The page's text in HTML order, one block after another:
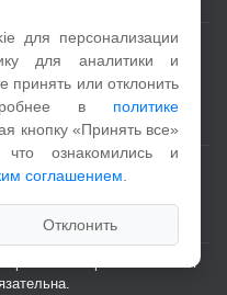
соглашение
с портала активная
для персонализации
для аналитики и
или отклонить
в политике
кнопку «Принять все»
ознакомились и
соглашением
Отклонить